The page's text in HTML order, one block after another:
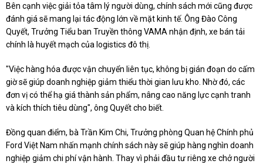
Bên cạnh việc giải tỏa tâm lý người dùng, chính sách mới cũng được
đánh giá sẽ mang lại tác động lớn về mặt kinh tế. Ông Đào Công
Quyết, Trưởng Tiểu ban Truyền thông VAMA nhận định, xe bán tải
chính là huyết mạch của logistics đô thị.
"Việc hàng hóa được vận chuyển liên tục, không bị gián đoạn do cấm
giờ sẽ giúp doanh nghiệp giảm thiểu thời gian lưu kho. Nhờ đó, các
đơn vị có thể hạ giá thành sản phẩm, nâng cao năng lực cạnh tranh
và kích thích tiêu dùng", ông Quyết cho biết.
Đồng quan điểm, bà Trần Kim Chi, Trưởng phòng Quan hệ Chính phủ
Ford Việt Nam nhấn mạnh chính sách này sẽ giúp hàng nghìn doanh
nghiệp giảm chi phí vận hành. Thay vì phải đầu tư riêng xe chở người